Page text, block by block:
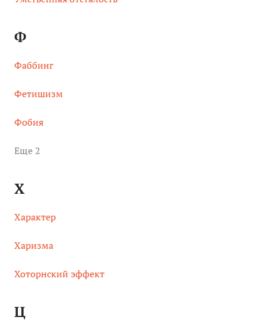
Ф
Фаббинг
Фетишизм
Фобия
Eще 2
Х
Характер
Харизма
Хоторнский эффект
Ц